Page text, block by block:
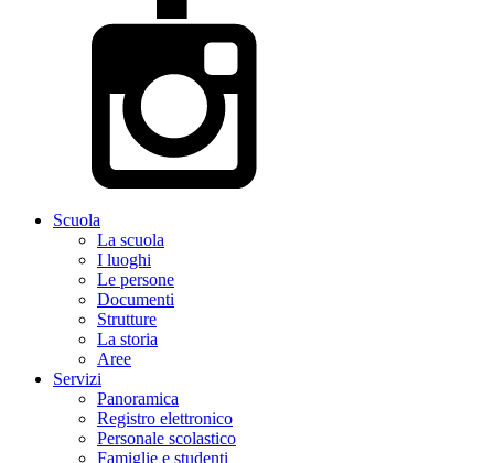
Scuola
La scuola
I luoghi
Le persone
Documenti
Strutture
La storia
Aree
Servizi
Panoramica
Registro elettronico
Personale scolastico
Famiglie e studenti